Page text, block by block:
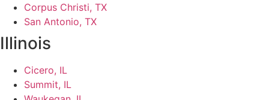
Corpus Christi, TX
San Antonio, TX
Illinois
Cicero, IL
Summit, IL